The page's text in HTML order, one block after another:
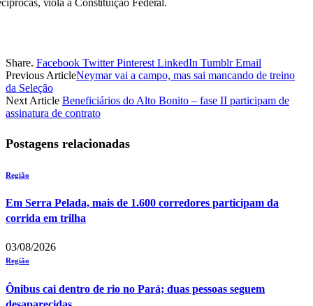
viola a Constituição Federal.
Share. Facebook Twitter Pinterest LinkedIn Tumblr Email
Previous ArticleNeymar vai a campo, mas sai mancando de treino
da Seleção
Next Article Beneficiários do Alto Bonito – fase II participam de
assinatura de contrato
Postagens relacionadas
Região
Em Serra Pelada, mais de 1.600 corredores participam da
corrida em trilha
03/08/2026
Região
Ônibus cai dentro de rio no Pará; duas pessoas seguem